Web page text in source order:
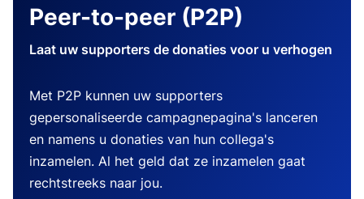
Peer-to-peer (P2P)
Laat uw supporters de donaties voor u verhogen
Met P2P kunnen uw supporters
gepersonaliseerde campagnepagina's lanceren
en namens u donaties van hun collega's
inzamelen. Al het geld dat ze inzamelen gaat
rechtstreeks naar jou.